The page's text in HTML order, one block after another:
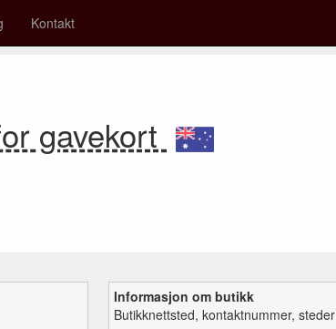
Kontakt
gavekort
Informasjon om butikk
Butikknettsted, kontaktnummer, steder